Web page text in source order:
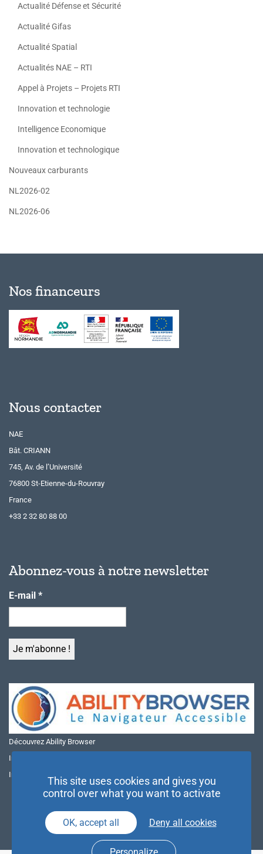
Actualité Défense et Sécurité
Actualité Gifas
Actualité Spatial
Actualités NAE – RTI
Appel à Projets – Projets RTI
Innovation et technologie
Intelligence Economique
Innovation et technologique
Nouveaux carburants
NL2026-02
NL2026-06
Nos financeurs
Nous contacter
NAE
Bât. CRIANN
745, Av. de l’Université
76800 St-Etienne-du-Rouvray
France
+33 2 32 80 88 00
Abonnez-vous à notre newsletter
E-mail *
Découvrez Ability Browser
Installer Ability Browser sur Windows
Installer Ability Browser sur Mac
This site uses cookies and gives you
control over what you want to activate
OK, accept all Deny all cookies